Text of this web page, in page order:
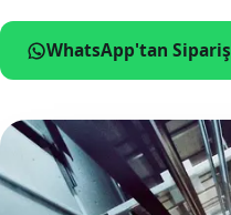
WhatsApp'tan Sipariş